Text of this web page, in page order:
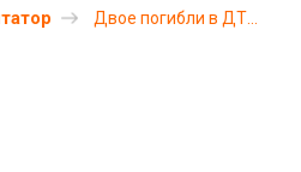
Двое погибли в ДТП